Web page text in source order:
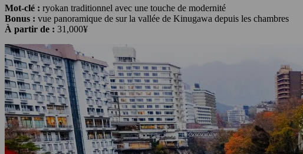
Mot-clé : ryokan traditionnel avec une touche de modernité
Bonus : vue panoramique de sur la vallée de Kinugawa depuis les chambres
À partir de : 31,000¥